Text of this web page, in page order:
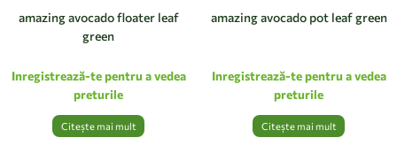
amazing avocado floater leaf
green
Inregistrează-te pentru a vedea
preturile
Citește mai mult
amazing avocado pot leaf green
Inregistrează-te pentru a vedea
preturile
Citește mai mult